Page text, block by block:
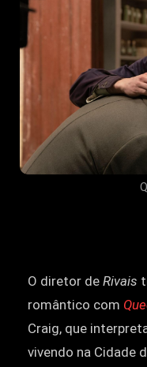
Séries
O diretor de Rivais
romântico com
Craig, que
vivendo na Cidade